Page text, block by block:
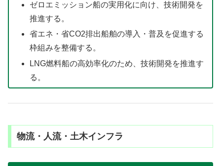
ゼロエミッション船の実用化に向け、技術開発を
推進する。
省エネ・省CO2排出船舶の導入・普及を促進する
枠組みを整備する。
LNG燃料船の高効率化のため、技術開発を推進す
る。
物流・人流・土木インフラ